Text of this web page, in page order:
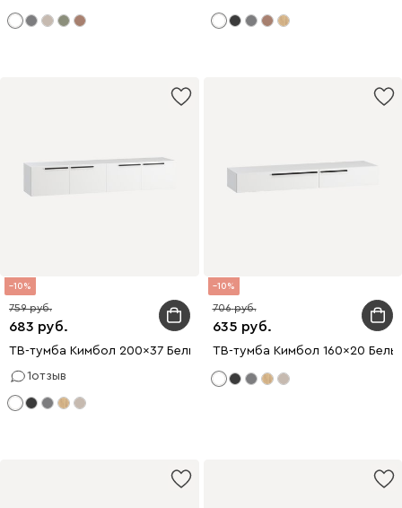
10
683
759
ТВ-тумба Кимбол 200x37 Белый
1отзыв
10
635
706
ТВ-тумба Кимбол 160x20